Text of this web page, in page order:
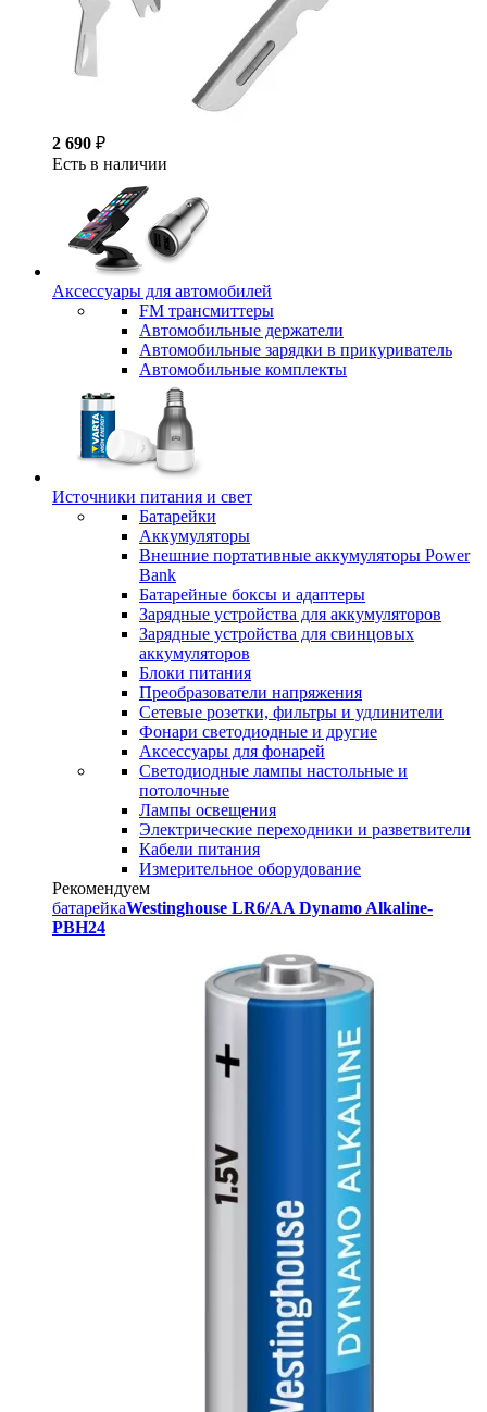
2 690 ₽
Есть в наличии
Аксессуары для автомобилей
FM трансмиттеры
Автомобильные держатели
Автомобильные зарядки в прикуриватель
Автомобильные комплекты
Источники питания и свет
Батарейки
Аккумуляторы
Внешние портативные аккумуляторы Power
Bank
Батарейные боксы и адаптеры
Зарядные устройства для аккумуляторов
Зарядные устройства для свинцовых
аккумуляторов
Блоки питания
Преобразователи напряжения
Сетевые розетки, фильтры и удлинители
Фонари светодиодные и другие
Аксессуары для фонарей
Светодиодные лампы настольные и
потолочные
Лампы освещения
Электрические переходники и разветвители
Кабели питания
Измерительное оборудование
Рекомендуем
батарейкаWestinghouse LR6/AA Dynamo Alkaline-
PBH24